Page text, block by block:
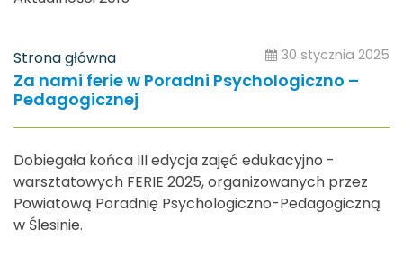
Strona główna 30 stycznia 2025
Za nami ferie w Poradni Psychologiczno –
Pedagogicznej
Dobiegała końca III edycja zajęć edukacyjno -
warsztatowych FERIE 2025, organizowanych przez
Powiatową Poradnię Psychologiczno-Pedagogiczną
w Ślesinie.